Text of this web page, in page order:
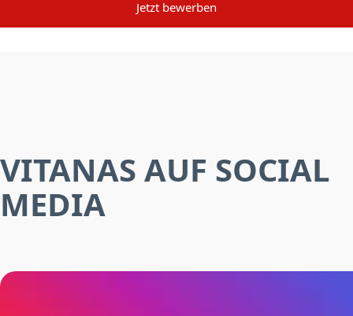
Jetzt bewerben
VITANAS AUF SOCIAL
MEDIA